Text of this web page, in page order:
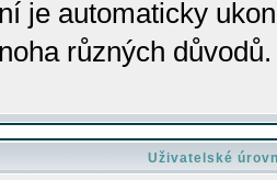
je automaticky
různých důvodů.
Uživatelské